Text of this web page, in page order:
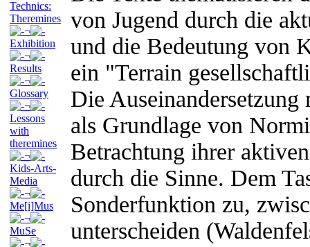
Technics:
Theremines
¬
Exhibition
¬
Results
¬
Glossary
¬
Lessons
with
theremines
¬
Kids-Arts-
Media
¬
Me[i]Mus
¬
MuSe
¬
von Jugend durch die
und die Bedeutung von
ein "Terrain
Die
als Grundlage von
Betrachtung ihrer
durch die Sinne. Dem
Sonderfunktion zu,
unterscheiden